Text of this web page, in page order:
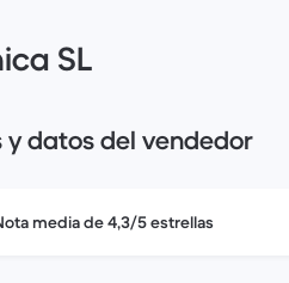
SL
datos del vendedor
media de 4,3/5 estrellas